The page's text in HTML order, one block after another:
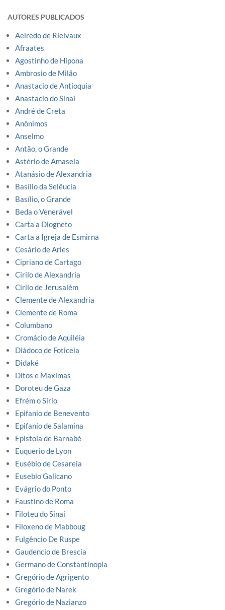
AUTORES PUBLICADOS
Aelredo de Rielvaux
Afraates
Agostinho de Hipona
Ambrosio de Milão
Anastacio de Antioquia
Anastacio do Sinai
André de Creta
Anônimos
Anselmo
Antão, o Grande
Astério de Amaseia
Atanásio de Alexandria
Basílio da Selêucia
Basílio, o Grande
Beda o Venerável
Carta a Diogneto
Carta a Igreja de Esmirna
Cesário de Arles
Cipriano de Cartago
Cirilo de Alexandria
Cirilo de Jerusalém
Clemente de Alexandria
Clemente de Roma
Columbano
Cromácio de Aquiléia
Diádoco de Foticeia
Didaké
Ditos e Maximas
Doroteu de Gaza
Efrém o Sírio
Epifanio de Benevento
Epifanio de Salamina
Epistola de Barnabé
Euquerio de Lyon
Eusébio de Cesareia
Eusebio Galicano
Evágrio do Ponto
Faustino de Roma
Filoteu do Sinai
Filoxeno de Mabboug
Fulgêncio De Ruspe
Gaudencio de Brescia
Germano de Constantinopla
Gregório de Agrigento
Gregório de Narek
Gregório de Nazianzo